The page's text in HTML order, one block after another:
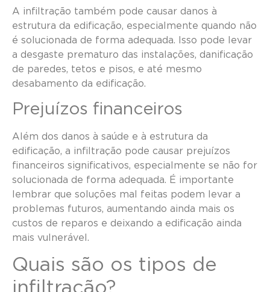
A infiltração também pode causar danos à
estrutura da edificação, especialmente quando não
é solucionada de forma adequada. Isso pode levar
a desgaste prematuro das instalações, danificação
de paredes, tetos e pisos, e até mesmo
desabamento da edificação.
Prejuízos financeiros
Além dos danos à saúde e à estrutura da
edificação, a infiltração pode causar prejuízos
financeiros significativos, especialmente se não for
solucionada de forma adequada. É importante
lembrar que soluções mal feitas podem levar a
problemas futuros, aumentando ainda mais os
custos de reparos e deixando a edificação ainda
mais vulnerável.
Quais são os tipos de
infiltração?